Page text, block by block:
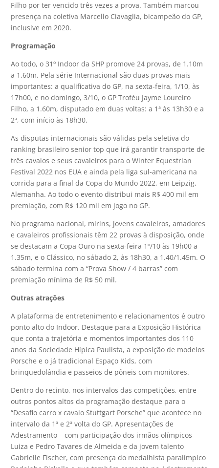
Filho por ter vencido três vezes a prova. Também marcou
presença na coletiva Marcello Ciavaglia, bicampeão do GP,
inclusive em 2020.
Programação
Ao todo, o 31º Indoor da SHP promove 24 provas, de 1.10m
a 1.60m. Pela série Internacional são duas provas mais
importantes: a qualificativa do GP, na sexta-feira, 1/10, às
17h00, e no domingo, 3/10, o GP Troféu Jayme Loureiro
Filho, a 1.60m, disputado em duas voltas: a 1ª às 13h30 e a
2ª, com início às 18h30.
As disputas internacionais são válidas pela seletiva do
ranking brasileiro senior top que irá garantir transporte de
três cavalos e seus cavaleiros para o Winter Equestrian
Festival 2022 nos EUA e ainda pela liga sul-americana na
corrida para a final da Copa do Mundo 2022, em Leipzig,
Alemanha. Ao todo o evento distribui mais R$ 400 mil em
premiação, com R$ 120 mil em jogo no GP.
No programa nacional, mirins, jovens cavaleiros, amadores
e cavaleiros profissionais têm 22 provas à disposição, onde
se destacam a Copa Ouro na sexta-feira 1º/10 às 19h00 a
1.35m, e o Clássico, no sábado 2, às 18h30, a 1.40/1.45m. O
sábado termina com a “Prova Show / 4 barras” com
premiação mínima de R$ 50 mil.
Outras atrações
A plataforma de entretenimento e relacionamentos é outro
ponto alto do Indoor. Destaque para a Exposição Histórica
que conta a trajetória e momentos importantes dos 110
anos da Sociedade Hípica Paulista, a exposição de modelos
Porsche e o já tradicional Espaço Kids, com
brinquedolândia e passeios de pôneis com monitores.
Dentro do recinto, nos intervalos das competições, entre
outros pontos altos da programação destaque para o
“Desafio carro x cavalo Stuttgart Porsche” que acontece no
intervalo da 1ª e 2ª volta do GP. Apresentações de
Adestramento – com participação dos irmãos olímpicos
Luiza e Pedro Tavares de Almeida e da jovem talento
Gabrielle Fischer, com presença do medalhista paralímpico